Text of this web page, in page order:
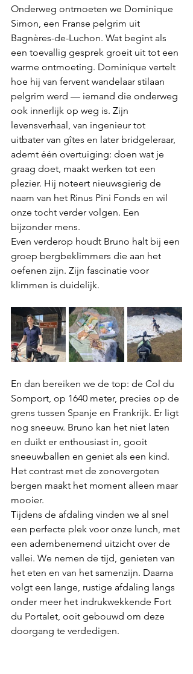
Onderweg ontmoeten we Dominique
Simon, een Franse pelgrim uit
Bagnères-de-Luchon. Wat begint als
een toevallig gesprek groeit uit tot een
warme ontmoeting. Dominique vertelt
hoe hij van fervent wandelaar stilaan
pelgrim werd — iemand die onderweg
ook innerlijk op weg is. Zijn
levensverhaal, van ingenieur tot
uitbater van gîtes en later bridgeleraar,
ademt één overtuiging: doen wat je
graag doet, maakt werken tot een
plezier. Hij noteert nieuwsgierig de
naam van het Rinus Pini Fonds en wil
onze tocht verder volgen. Een
bijzonder mens.
Even verderop houdt Bruno halt bij een
groep bergbeklimmers die aan het
oefenen zijn. Zijn fascinatie voor
klimmen is duidelijk.
En dan bereiken we de top: de Col du
Somport, op 1640 meter, precies op de
grens tussen Spanje en Frankrijk. Er ligt
nog sneeuw. Bruno kan het niet laten
en duikt er enthousiast in, gooit
sneeuwballen en geniet als een kind.
Het contrast met de zonovergoten
bergen maakt het moment alleen maar
mooier.
Tijdens de afdaling vinden we al snel
een perfecte plek voor onze lunch, met
een adembenemend uitzicht over de
vallei. We nemen de tijd, genieten van
het eten en van het samenzijn. Daarna
volgt een lange, rustige afdaling langs
onder meer het indrukwekkende Fort
du Portalet, ooit gebouwd om deze
doorgang te verdedigen.